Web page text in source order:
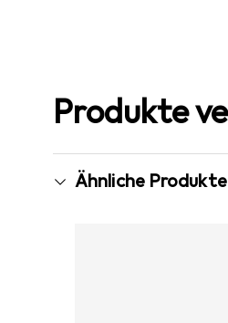
Produkte
Ähnliche Produkte